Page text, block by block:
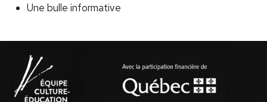
Une bulle informative